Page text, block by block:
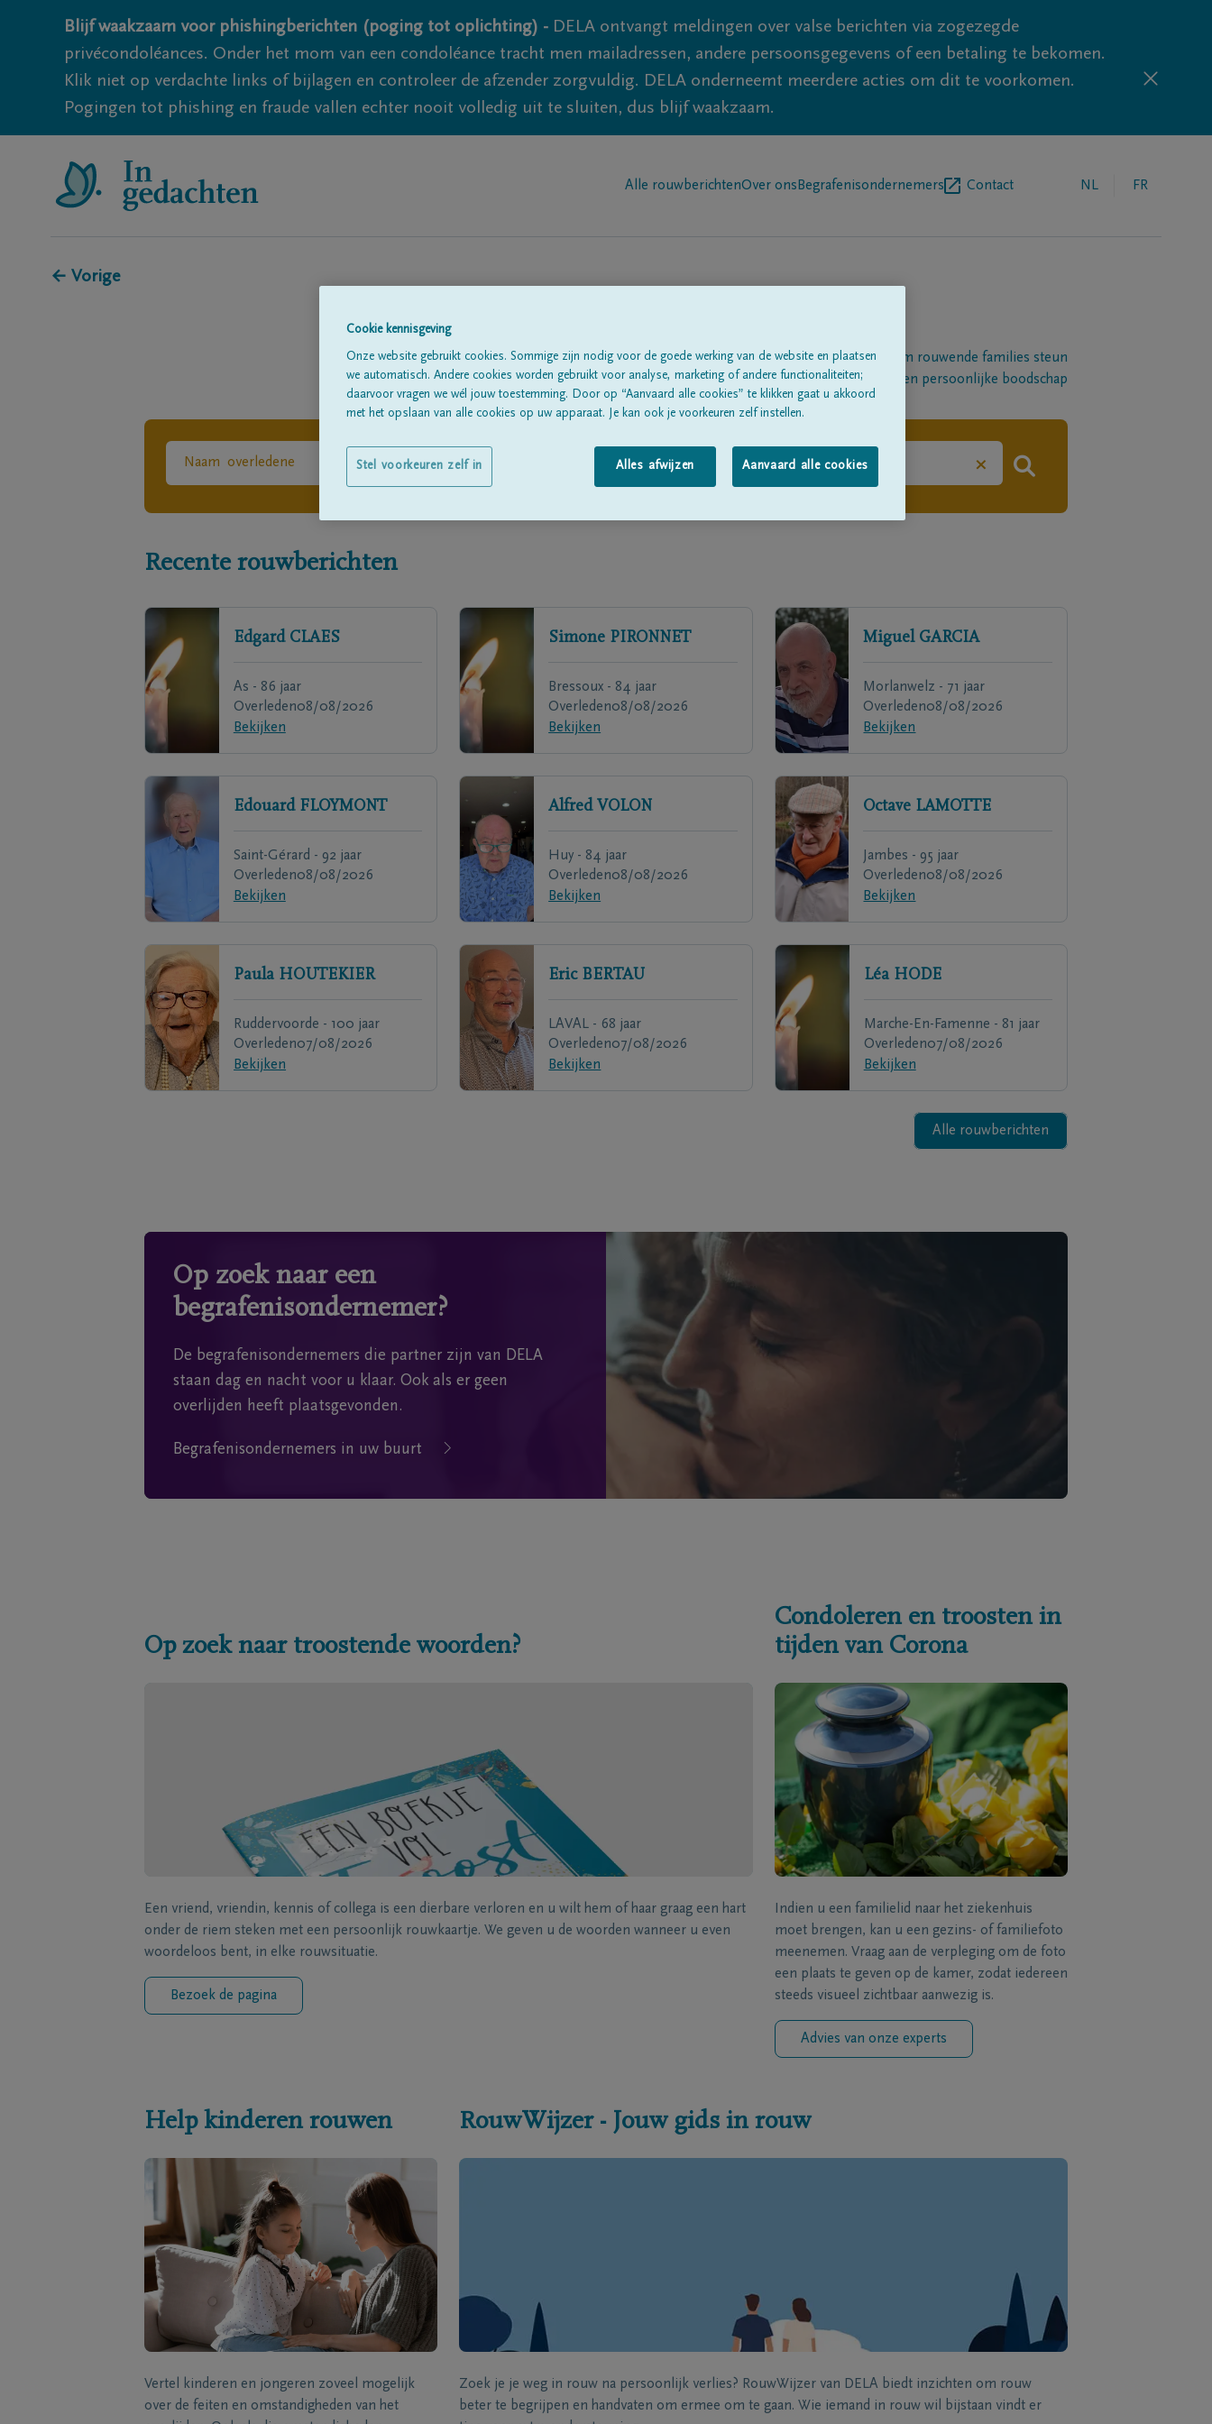
Blijf waakzaam voor phishingberichten (poging tot oplichting) - DELA ontvangt meldingen over valse berichten via zogezegde
privécondoléances. Onder het mom van een condoléance tracht men mailadressen, andere persoonsgegevens of een betaling te bekomen.
Klik niet op verdachte links of bijlagen en controleer de afzender zorgvuldig. DELA onderneemt meerdere acties om dit te voorkomen.
Pogingen tot phishing en fraude vallen echter nooit volledig uit te sluiten, dus blijf waakzaam.
Alle rouwberichtenOver ons Begrafenisondernemers Contact NL FR
← Vorige
Een platform om rouwende families steun
te betuigen met een persoonlijke boodschap
×
Recente rouwberichten
Edgard CLAES
As - 86 jaar
Overleden08/08/2026
Bekijken
Simone PIRONNET
Bressoux - 84 jaar
Overleden08/08/2026
Bekijken
Miguel GARCIA
Morlanwelz - 71 jaar
Overleden08/08/2026
Bekijken
Edouard FLOYMONT
Saint-Gérard - 92 jaar
Overleden08/08/2026
Bekijken
Alfred VOLON
Huy - 84 jaar
Overleden08/08/2026
Bekijken
Octave LAMOTTE
Jambes - 95 jaar
Overleden08/08/2026
Bekijken
Paula HOUTEKIER
Ruddervoorde - 100 jaar
Overleden07/08/2026
Bekijken
Eric BERTAU
LAVAL - 68 jaar
Overleden07/08/2026
Bekijken
Léa HODE
Marche-En-Famenne - 81 jaar
Overleden07/08/2026
Bekijken
Alle rouwberichten
Op zoek naar een
begrafenisondernemer?
De begrafenisondernemers die partner zijn van DELA
staan dag en nacht voor u klaar. Ook als er geen
overlijden heeft plaatsgevonden.
Begrafenisondernemers in uw buurt
Op zoek naar troostende woorden?
Een vriend, vriendin, kennis of collega is een dierbare verloren en u wilt hem of haar graag een hart
onder de riem steken met een persoonlijk rouwkaartje. We geven u de woorden wanneer u even
woordeloos bent, in elke rouwsituatie.
Bezoek de pagina
Condoleren en troosten in
tijden van Corona
Indien u een familielid naar het ziekenhuis
moet brengen, kan u een gezins- of familiefoto
meenemen. Vraag aan de verpleging om de foto
een plaats te geven op de kamer, zodat iedereen
steeds visueel zichtbaar aanwezig is.
Advies van onze experts
Help kinderen rouwen
Vertel kinderen en jongeren zoveel mogelijk
over de feiten en omstandigheden van het
RouwWijzer - Jouw gids in rouw
Zoek je je weg in rouw na persoonlijk verlies? RouwWijzer van DELA biedt inzichten om rouw
beter te begrijpen en handvaten om ermee om te gaan. Wie iemand in rouw wil bijstaan vindt er
Cookie kennisgeving
Onze website gebruikt cookies. Sommige zijn nodig voor de goede werking van de website en plaatsen
we automatisch. Andere cookies worden gebruikt voor analyse, marketing of andere functionaliteiten;
daarvoor vragen we wél jouw toestemming. Door op “Aanvaard alle cookies” te klikken gaat u akkoord
met het opslaan van alle cookies op uw apparaat. Je kan ook je voorkeuren zelf instellen.
Alles afwijzen Aanvaard alle cookies
Stel voorkeuren zelf in